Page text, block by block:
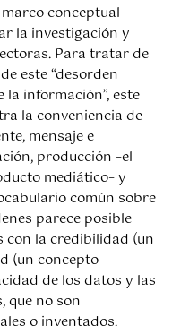
conceptual
la investigación y
Para tratar de
este “desorden
información”, este
la conveniencia de
mensaje e
producción –el
mediático– y
común sobre
parece posible
con la credibilidad (un
(un concepto
de los datos y las
que no son
o inventados.